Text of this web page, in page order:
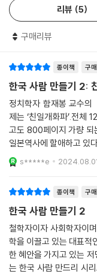
제7장 쇄국과 개국 사이
1. 「리델 신부 사건」 509
3. 사이고의 반란과 오쿠
5. 이홍장과 청의 「신(新)
6. 조미수교 중재에 나서
제8장 개화파와 일본의
1. 김옥균 562
2. 불교, 부산과 개화사
4. 「제2차 수신사」 김홍
5. 김홍집과 이동인의 만
제9장 급진 개국과 대미
1. 고종의 개국 결정과
2. 「신사유람단」과 본격
리뷰 5
구매리뷰
종이책 구매
한국 사람 만들기 2:
정치학자 함재봉 교수의
제는 ‘친일개화파’.전체
고도 800페이지 가량 되
일본역사에 할애하고 있
필수이나 접할 기회가 많
메이지 유신에
s*****e
종이책 구매
한국 사람 만들기 2
철학자이자 사회학자이
학을 이끌고 있는 대표적
한 혜안을 가지고 있는
는 한국 사람 만드리 시